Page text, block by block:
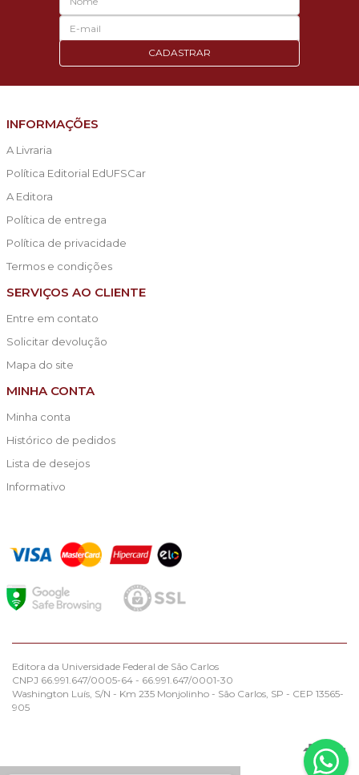
CADASTRAR
INFORMAÇÕES
A Livraria
Política Editorial EdUFSCar
A Editora
Política de entrega
Política de privacidade
Termos e condições
SERVIÇOS AO CLIENTE
Entre em contato
Solicitar devolução
Mapa do site
MINHA CONTA
Minha conta
Histórico de pedidos
Lista de desejos
Informativo
Editora da Universidade Federal de São Carlos
CNPJ 66.991.647/0005-64 - 66.991.647/0001-30
Washington Luís, S/N - Km 235 Monjolinho - São Carlos, SP - CEP 13565-
905